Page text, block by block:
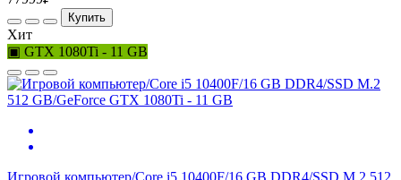
Купить
Хит
▣ GTX 1080Ti - 11 GB